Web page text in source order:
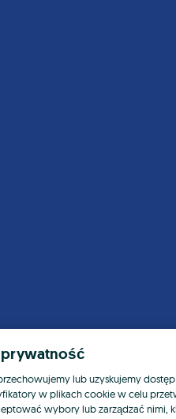
lub uzyskujemy
w plikach cookie w celu
wybory lub zarządzać nimi,